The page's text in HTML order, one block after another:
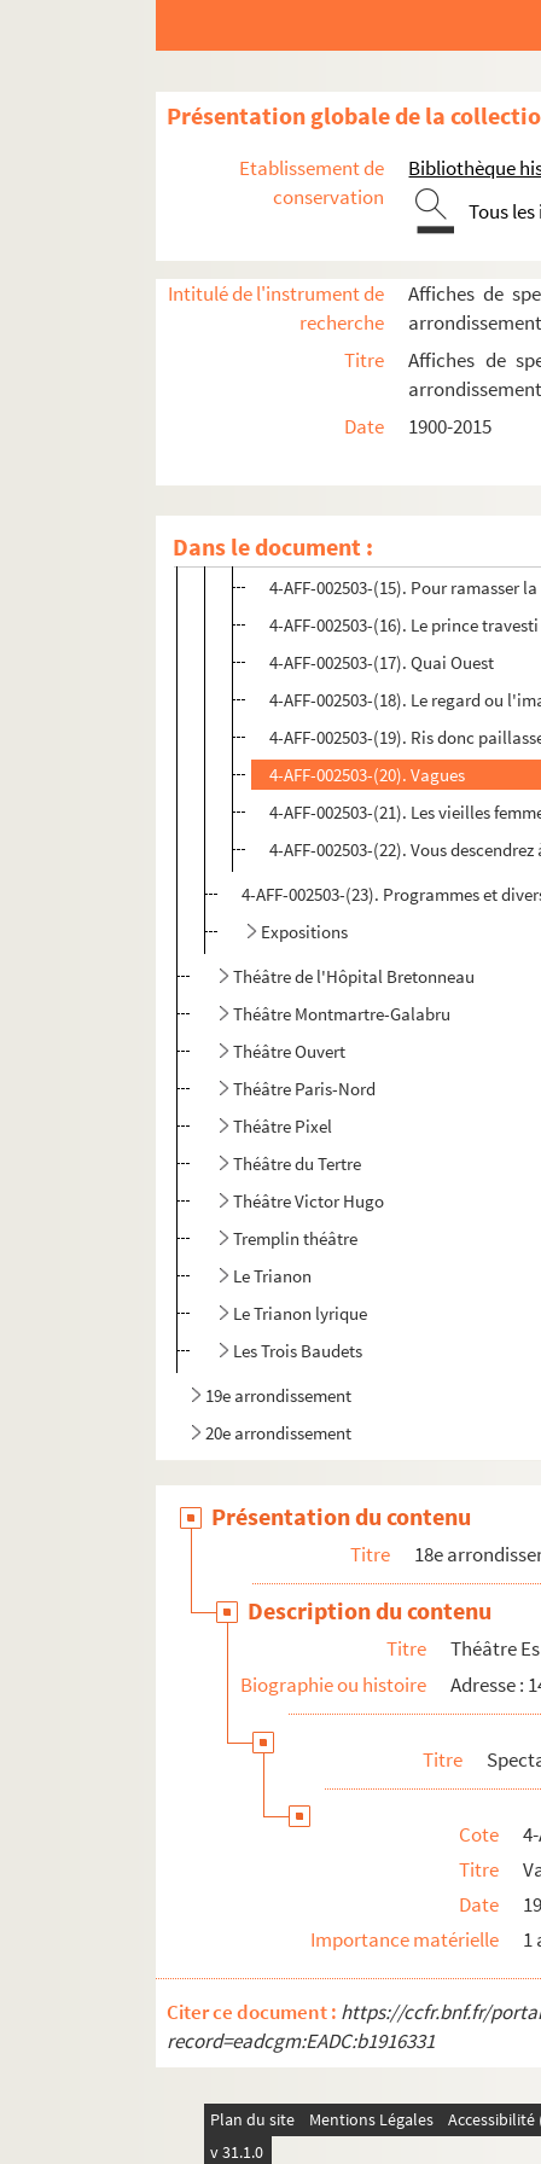
Présentation globale de la
Etablissement de
conservation
Bibliothèque
Tous
Intitulé de l'instrument de
recherche
Affiches de
Titre
Affiches de
Date
1900-2015
Dans le document :
4-AFF-002503-(04). C'est comme
4-AFF-002503-(05). La dame aux
4-AFF-002503-(07). Guide pour
4-AFF-002503-(08). Hernani
4-AFF-002503-(09). L'invitation de
4-AFF-002503-(10). Comme on fait
4-AFF-002503-(11). La mère d'Icare
4-AFF-002503-(13). Partage de midi
4-AFF-002503-(14). Ma cour
4-AFF-002503-(15). Pour ramasser
4-AFF-002503-(16). Le prince travesti
4-AFF-002503-(17). Quai Ouest
4-AFF-002503-(18). Le regard ou
4-AFF-002503-(19). Ris donc
4-AFF-002503-(20). Vagues
4-AFF-002503-(21). Les vieilles
4-AFF-002503-(22). Vous
4-AFF-002503-(23). Programmes et
Expositions
Théâtre de l'Hôpital Bretonneau
Théâtre Montmartre-Galabru
Théâtre Ouvert
Théâtre Paris-Nord
Théâtre Pixel
Théâtre du Tertre
Théâtre Victor Hugo
Tremplin théâtre
Le Trianon
Le Trianon lyrique
Les Trois Baudets
19e arrondissement
20e arrondissement
Présentation du contenu
Titre 18e
Description du contenu
Titre
Théâtre
Biographie ou histoire
Adresse :
Titre
Cote
Titre
Date
Importance matérielle
1
Citer ce document : https://ccfr.bnf.fr/
record=eadcgm:EADC:b1916331
Plan du site Mentions Légales
v 31.1.0